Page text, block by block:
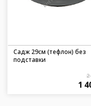
Садж 29см (тефлон) без
подставки
2
1